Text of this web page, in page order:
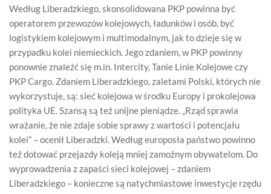
Według Liberadzkiego, skonsolidowana PKP powinna być
operatorem przewozów kolejowych, ładunków i osób, być
logistykiem kolejowym i multimodalnym, jak to dzieje się w
przypadku kolei niemieckich. Jego zdaniem, w PKP powinny
ponownie znaleźć się m.in. Intercity, Tanie Linie Kolejowe czy
PKP Cargo. Zdaniem Liberadzkiego, zaletami Polski, których nie
wykorzystuje, są: sieć kolejowa w środku Europy i prokolejowa
polityka UE. Szansą są też unijne pieniądze. „Rząd sprawia
wrażanie, że nie zdaje sobie sprawy z wartości i potencjału
kolei” – ocenił Liberadzki. Według europosła państwo powinno
też dotować przejazdy koleją mniej zamożnym obywatelom. Do
wyprowadzenia z zapaści sieci kolejowej – zdaniem
Liberadzkiego – konieczne są natychmiastowe inwestycje rzędu